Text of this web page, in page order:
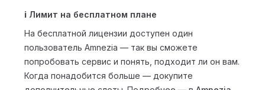
ℹ️ Лимит на бесплатном плане
На бесплатной лицензии доступен один
пользователь Amnezia — так вы сможете
попробовать сервис и понять, подходит ли он вам.
Когда понадобится больше — докупите